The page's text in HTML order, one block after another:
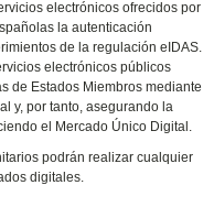
electrónicos ofrecidos por
la autenticación
de la regulación eIDAS.
electrónicos públicos
de Estados Miembros mediante
y, por tanto, asegurando la
el Mercado Único Digital.
podrán realizar cualquier
digitales.